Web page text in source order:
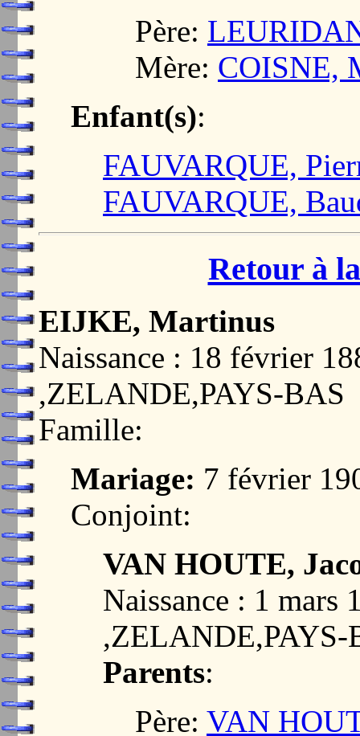
Père:
Mère: COISNE,
Enfant(s):
FAUVARQUE,
FAUVARQUE,
Retour à
EIJKE, Martinus
Naissance : 18 février
,ZELANDE,PAYS-BAS
Famille:
Mariage: 7 février
Conjoint:
VAN HOUTE,
Naissance : 1 mars
,ZELANDE,PAYS-
Parents:
Père: VAN